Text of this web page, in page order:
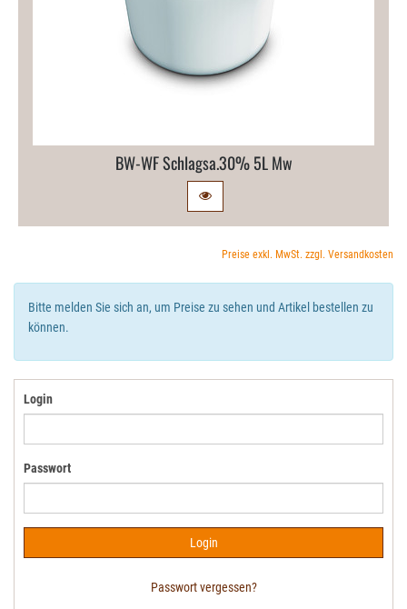
BW-​WF Schlagsa.​30% 5L Mw
Preise exkl. MwSt. zzgl. Versandkosten
Bitte melden Sie sich an, um Preise zu sehen und Artikel bestellen zu
können.
Login
Passwort
Passwort vergessen?